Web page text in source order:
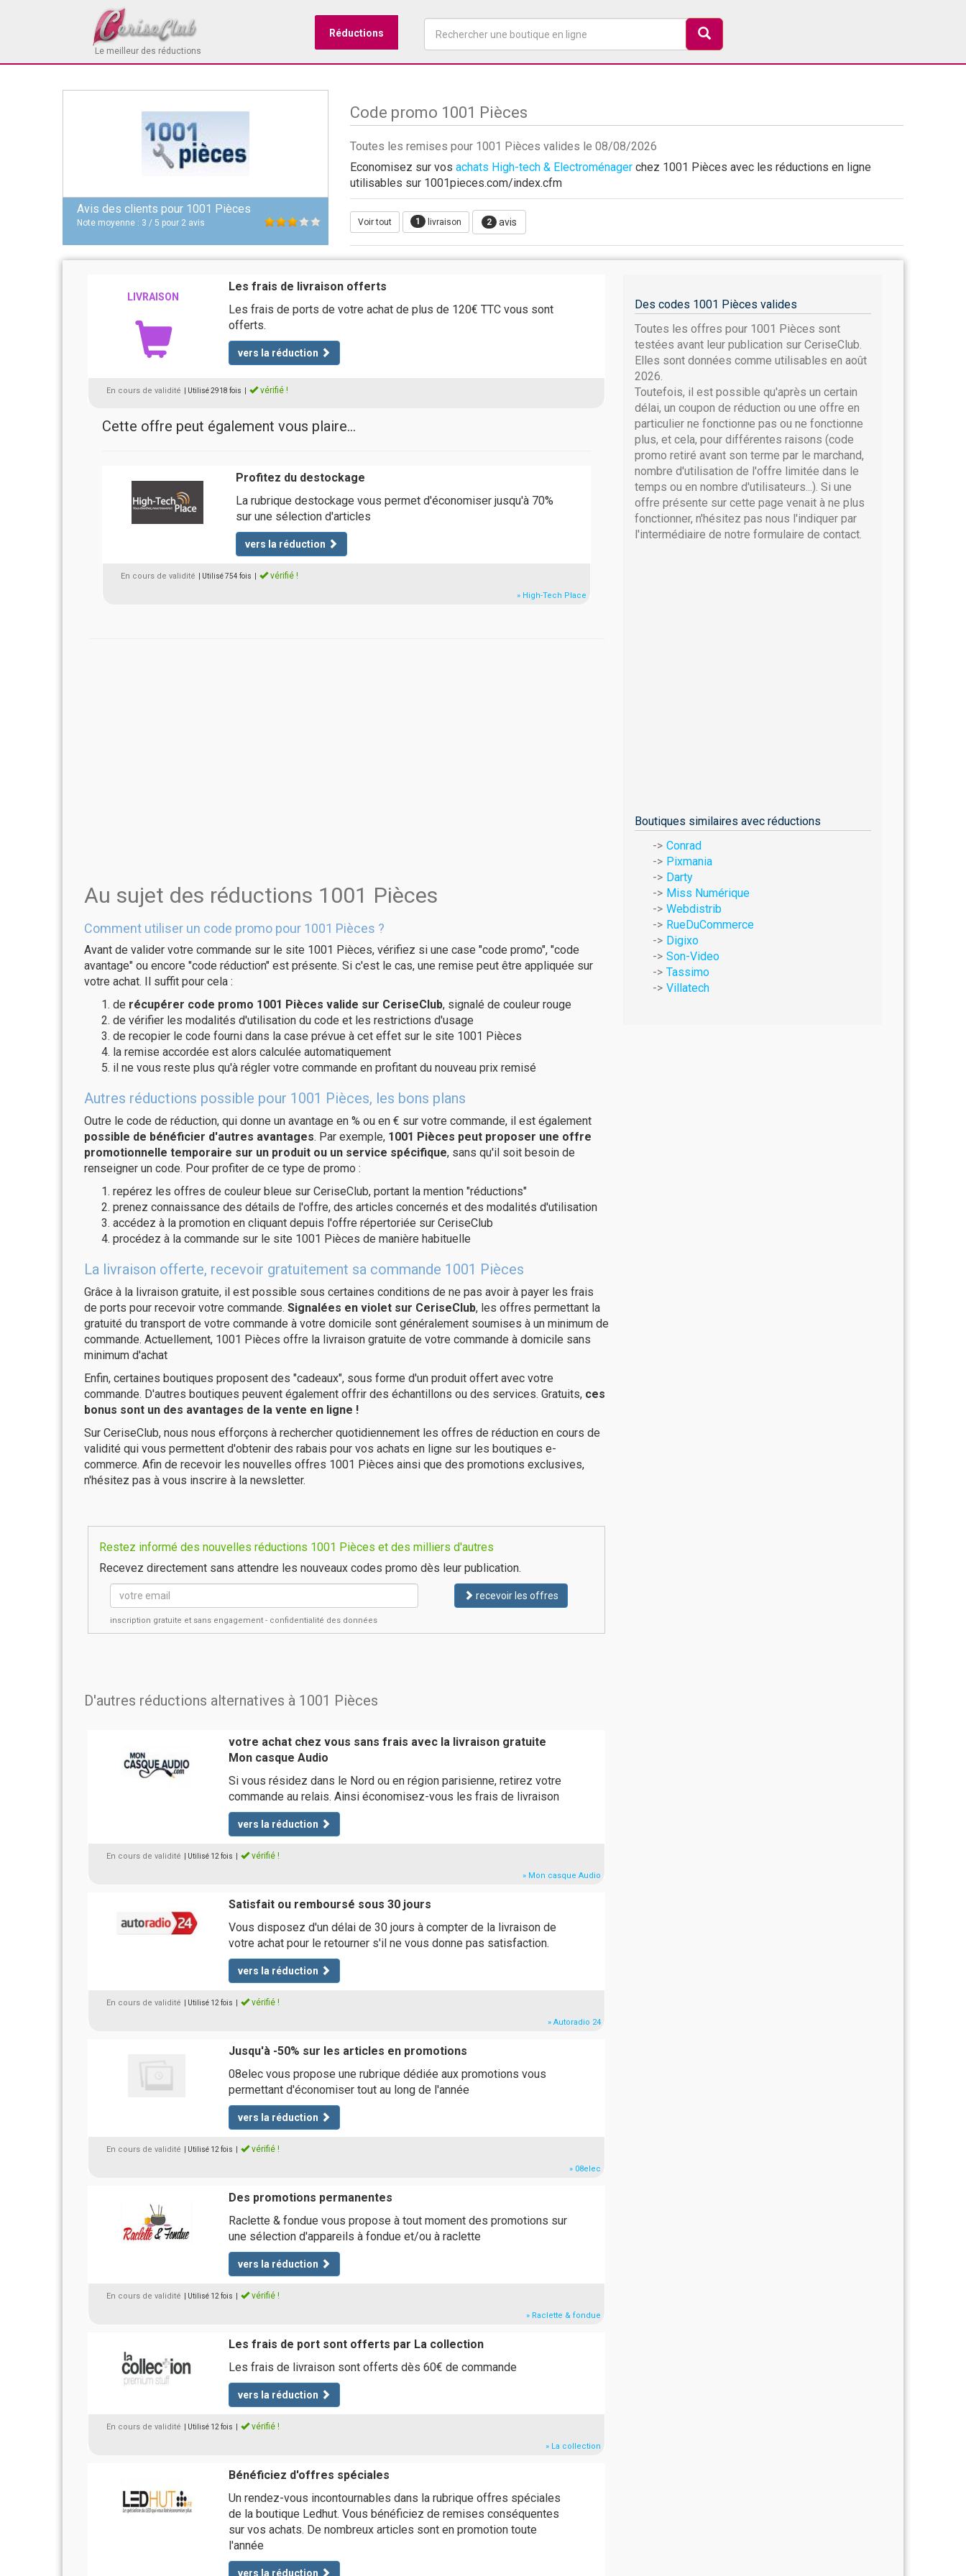
Le meilleur des réductions
Réductions
Avis des clients pour 1001 Pièces
Note moyenne : 3 / 5 pour 2 avis
Code promo 1001 Pièces
Toutes les remises pour 1001 Pièces valides le 08/08/2026
Economisez sur vos achats High-tech & Electroménager chez 1001 Pièces avec les réductions en ligne
utilisables sur 1001pieces.com/index.cfm
Voir tout 1 livraison 2 avis
LIVRAISON
Les frais de livraison offerts
Les frais de ports de votre achat de plus de 120€ TTC vous sont
offerts.
vers la réduction
En cours de validité | Utilisé 2918 fois vérifié !
Cette offre peut également vous plaire...
Profitez du destockage
La rubrique destockage vous permet d'économiser jusqu'à 70%
sur une sélection d'articles
vers la réduction
En cours de validité | Utilisé 754 fois vérifié !
» High-Tech Place
Au sujet des réductions 1001 Pièces
Comment utiliser un code promo pour 1001 Pièces ?
Avant de valider votre commande sur le site 1001 Pièces, vérifiez si une case "code promo", "code
avantage" ou encore "code réduction" est présente. Si c'est le cas, une remise peut être appliquée sur
votre achat. Il suffit pour cela :
de récupérer code promo 1001 Pièces valide sur CeriseClub, signalé de couleur rouge
de vérifier les modalités d'utilisation du code et les restrictions d'usage
de recopier le code fourni dans la case prévue à cet effet sur le site 1001 Pièces
la remise accordée est alors calculée automatiquement
il ne vous reste plus qu'à régler votre commande en profitant du nouveau prix remisé
Autres réductions possible pour 1001 Pièces, les bons plans
Outre le code de réduction, qui donne un avantage en % ou en € sur votre commande, il est également
possible de bénéficier d'autres avantages. Par exemple, 1001 Pièces peut proposer une offre
promotionnelle temporaire sur un produit ou un service spécifique, sans qu'il soit besoin de
renseigner un code. Pour profiter de ce type de promo :
repérez les offres de couleur bleue sur CeriseClub, portant la mention "réductions"
prenez connaissance des détails de l'offre, des articles concernés et des modalités d'utilisation
accédez à la promotion en cliquant depuis l'offre répertoriée sur CeriseClub
procédez à la commande sur le site 1001 Pièces de manière habituelle
La livraison offerte, recevoir gratuitement sa commande 1001 Pièces
Grâce à la livraison gratuite, il est possible sous certaines conditions de ne pas avoir à payer les frais
de ports pour recevoir votre commande. Signalées en violet sur CeriseClub, les offres permettant la
gratuité du transport de votre commande à votre domicile sont généralement soumises à un minimum de
commande. Actuellement, 1001 Pièces offre la livraison gratuite de votre commande à domicile sans
minimum d'achat
Enfin, certaines boutiques proposent des "cadeaux", sous forme d'un produit offert avec votre
commande. D'autres boutiques peuvent également offrir des échantillons ou des services. Gratuits, ces
bonus sont un des avantages de la vente en ligne !
Sur CeriseClub, nous nous efforçons à rechercher quotidiennement les offres de réduction en cours de
validité qui vous permettent d'obtenir des rabais pour vos achats en ligne sur les boutiques e-
commerce. Afin de recevoir les nouvelles offres 1001 Pièces ainsi que des promotions exclusives,
n'hésitez pas à vous inscrire à la newsletter.
Restez informé des nouvelles réductions 1001 Pièces et des milliers d'autres
Recevez directement sans attendre les nouveaux codes promo dès leur publication.
recevoir les offres
inscription gratuite et sans engagement - confidentialité des données
D'autres réductions alternatives à 1001 Pièces
votre achat chez vous sans frais avec la livraison gratuite
Mon casque Audio
Si vous résidez dans le Nord ou en région parisienne, retirez votre
commande au relais. Ainsi économisez-vous les frais de livraison
vers la réduction
En cours de validité | Utilisé 12 fois vérifié !
» Mon casque Audio
Satisfait ou remboursé sous 30 jours
Vous disposez d'un délai de 30 jours à compter de la livraison de
votre achat pour le retourner s'il ne vous donne pas satisfaction.
vers la réduction
En cours de validité | Utilisé 12 fois vérifié !
» Autoradio 24
Jusqu'à -50% sur les articles en promotions
08elec vous propose une rubrique dédiée aux promotions vous
permettant d'économiser tout au long de l'année
vers la réduction
En cours de validité | Utilisé 12 fois vérifié !
» 08elec
Des promotions permanentes
Raclette & fondue vous propose à tout moment des promotions sur
une sélection d'appareils à fondue et/ou à raclette
vers la réduction
En cours de validité | Utilisé 12 fois vérifié !
» Raclette & fondue
Les frais de port sont offerts par La collection
Les frais de livraison sont offerts dès 60€ de commande
vers la réduction
En cours de validité | Utilisé 12 fois vérifié !
» La collection
Bénéficiez d'offres spéciales
Un rendez-vous incontournables dans la rubrique offres spéciales
de la boutique Ledhut. Vous bénéficiez de remises conséquentes
sur vos achats. De nombreux articles sont en promotion toute
l'année
vers la réduction
Des codes 1001 Pièces valides
Toutes les offres pour 1001 Pièces sont
testées avant leur publication sur CeriseClub.
Elles sont données comme utilisables en août
2026.
Toutefois, il est possible qu'après un certain
délai, un coupon de réduction ou une offre en
particulier ne fonctionne pas ou ne fonctionne
plus, et cela, pour différentes raisons (code
promo retiré avant son terme par le marchand,
nombre d'utilisation de l'offre limitée dans le
temps ou en nombre d'utilisateurs...). Si une
offre présente sur cette page venait à ne plus
fonctionner, n'hésitez pas nous l'indiquer par
l'intermédiaire de notre formulaire de contact.
Boutiques similaires avec réductions
Conrad
Pixmania
Darty
Miss Numérique
Webdistrib
RueDuCommerce
Digixo
Son-Video
Tassimo
Villatech